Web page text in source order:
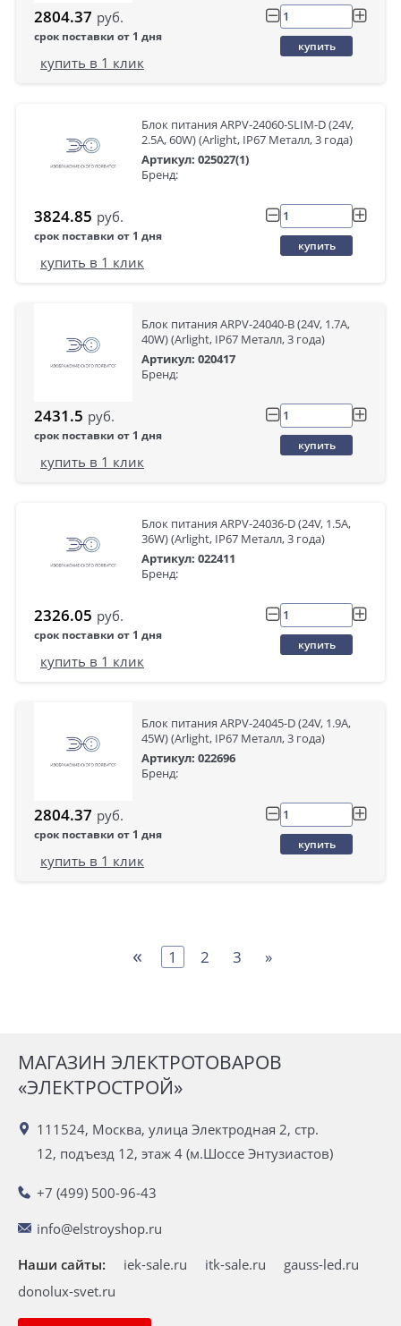
2804.37 руб.
срок поставки от 1 дня
купить
купить в 1 клик
Блок питания ARPV-24060-SLIM-D (24V,
2.5A, 60W) (Arlight, IP67 Металл, 3 года)
Артикул: 025027(1)
Бренд:
3824.85 руб.
срок поставки от 1 дня
купить
купить в 1 клик
Блок питания ARPV-24040-B (24V, 1.7A,
40W) (Arlight, IP67 Металл, 3 года)
Артикул: 020417
Бренд:
2431.5 руб.
срок поставки от 1 дня
купить
купить в 1 клик
Блок питания ARPV-24036-D (24V, 1.5A,
36W) (Arlight, IP67 Металл, 3 года)
Артикул: 022411
Бренд:
2326.05 руб.
срок поставки от 1 дня
купить
купить в 1 клик
Блок питания ARPV-24045-D (24V, 1.9A,
45W) (Arlight, IP67 Металл, 3 года)
Артикул: 022696
Бренд:
2804.37 руб.
срок поставки от 1 дня
купить
купить в 1 клик
« 1 2 3 »
МАГАЗИН ЭЛЕКТРОТОВАРОВ
«ЭЛЕКТРОСТРОЙ»
111524, Москва, улица Электродная 2, стр.
12, подъезд 12, этаж 4 (м.Шоссе Энтузиастов)
+7 (499) 500-96-43
info@elstroyshop.ru
Наши сайты: iek-sale.ru itk-sale.ru
gauss-led.ru
donolux-svet.ru